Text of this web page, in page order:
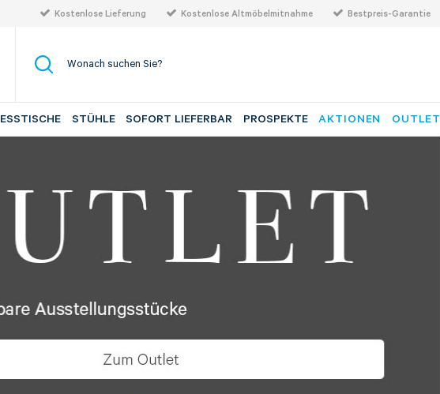
Kostenlose Lieferung Kostenlose Altmöbelmitnahme Bestpreis-Garantie
ESSTISCHE STÜHLE SOFORT LIEFERBAR PROSPEKTE AKTIONEN OUTLET